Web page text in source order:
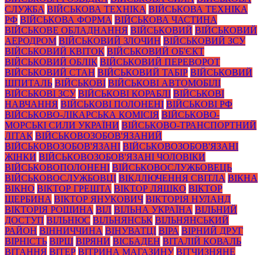
СЛУЖБА ВІЙСЬКОВА ТЕХНІКА ВІЙСЬКОВА ТЕХНІКА
РФ ВІЙСЬКОВА ФОРМА ВІЙСЬКОВА ЧАСТИНА
ВІЙСЬКОВЕ ОБЛАДНАННЯ ВІЙСЬКОВИЙ ВІЙСЬКОВИЙ
АЕРОДРОМ ВІЙСЬКОВИЙ ЗЛОЧИН ВІЙСЬКОВИЙ ЗСУ
ВІЙСЬКОВИЙ КВІТОК ВІЙСЬКОВИЙ ОБ'ЄКТ
ВІЙСЬКОВИЙ ОБЛІК ВІЙСЬКОВИЙ ПЕРЕВОРОТ
ВІЙСЬКОВИЙ СТАН ВІЙСЬКОВИЙ ТАБІР ВІЙСЬКОВИЙ
ШПИТАЛЬ ВІЙСЬКОВІ ВІЙСЬКОВІ АВТОМОБІЛІ
ВІЙСЬКОВІ ЗСУ ВІЙСЬКОВІ КОРАБЛІ ВІЙСЬКОВІ
НАВЧАННЯ ВІЙСЬКОВІ ПОЛОНЕНІ ВІЙСЬКОВІ РФ
ВІЙСЬКОВО-ЛІКАРСЬКА КОМІСІЯ ВІЙСЬКОВО-
МОРСЬКІ СИЛИ УКРАЇНИ ВІЙСЬКОВО-ТРАНСПОРТНИЙ
ЛІТАК ВІЙСЬКОВОЗОБОВ'ЯЗАНИЙ
ВІЙСЬКОВОЗОБОВ'ЯЗАНІ ВІЙСЬКОВОЗОБОВ'ЯЗАНІ
ЖІНКИ ВІЙСЬКОВОЗОБОВ'ЯЗАНІ ЧОЛОВІКИ
ВІЙСЬКОВОПОЛОНЕНІ ВІЙСЬКОВОСЛУЖБОВЕЦЬ
ВІЙСЬКОВОСЛУЖБОВЦІ ВІКДЛЮЧЕННЯ СВІТЛА ВІКНА
ВІКНО ВІКТОР ГРЕШТА ВІКТОР ЛЯШКО ВІКТОР
ЩЕРБИНА ВІКТОР ЯНУКОВИЧ ВІКТОРІЯ НУЛАНД
ВІКТОРІЯ РОЩИНА ВІЛ ВІЛЬНА УКРАЇНА ВІЛЬНИЙ
ДОСТУП ВІЛЬНЮС ВІЛЬНЯНСЬК ВІЛЬНЯНСЬКИЙ
РАЙОН ВІННИЧЧИНА ВІНУВАТЦІ ВІРА ВІРНИЙ ДРУГ
ВІРНІСТЬ ВІРШ ВІРЯНИ ВІСБАДЕН ВІТАЛІЙ КОВАЛЬ
ВІТАННЯ ВІТЕР ВІТРИНА МАГАЗИНУ ВІТЧИЗНЯНЕ